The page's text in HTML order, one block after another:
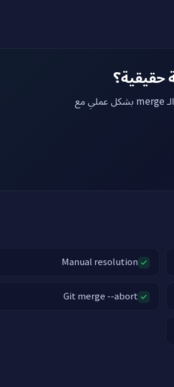
انقر بالأسفل لتحصل على جهاز لينكس مع Git جاهز، وتعمل على حل تعارضات الـ merge بشكل عملي مع
Manual resolution
Git merge --abort